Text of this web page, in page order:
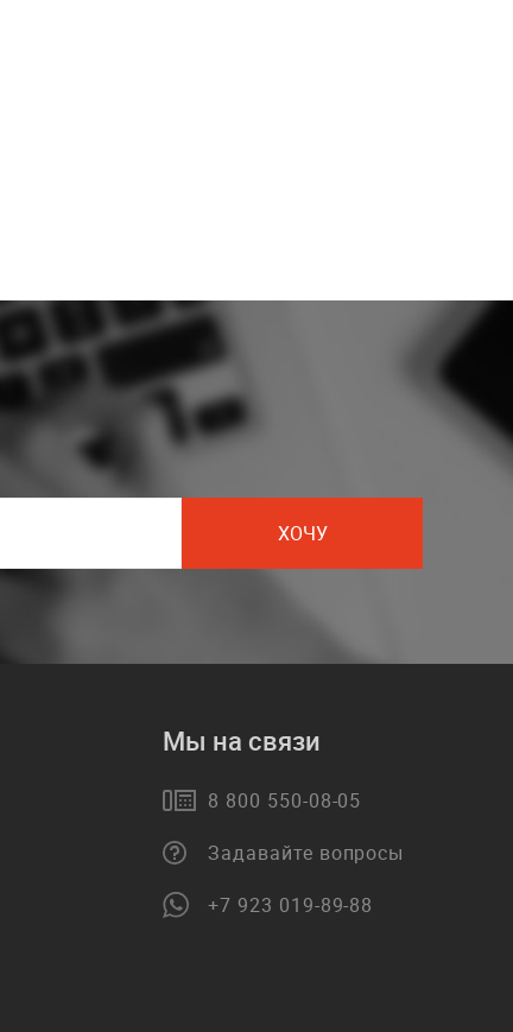
ХОЧУ
Мы на связи
8 800 550-08-05
Задавайте вопросы
+7 923 019-89-88